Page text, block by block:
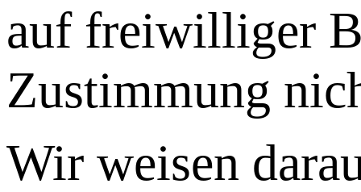
auf freiwilliger
Zustimmung
Wir weisen